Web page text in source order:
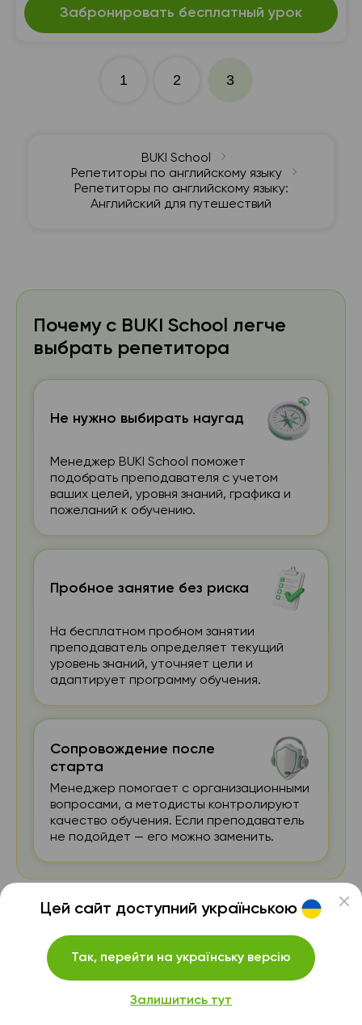
Забронировать бесплатный урок
1 2 3
BUKI School
Репетиторы по английскому языку
Репетиторы по английскому языку:
Английский для путешествий
Почему с BUKI School легче
выбрать репетитора
Не нужно выбирать наугад
Менеджер BUKI School поможет
подобрать преподавателя с учетом
ваших целей, уровня знаний, графика и
пожеланий к обучению.
Пробное занятие без риска
На бесплатном пробном занятии
преподаватель определяет текущий
уровень знаний, уточняет цели и
адаптирует программу обучения.
Сопровождение после
старта
Менеджер помогает с организационными
вопросами, а методисты контролируют
качество обучения. Если преподаватель
не подойдет — его можно заменить.
Найдите репетитора
города
Цей сайт доступний українською
Так, перейти на українську версію
Залишитись тут